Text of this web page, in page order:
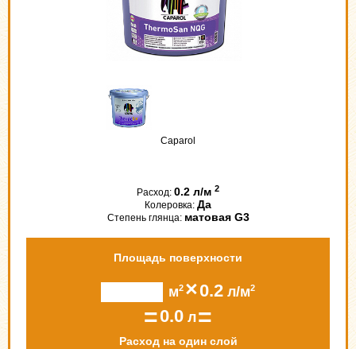
Caparol
Расход: 0.2 л/м 2
Колеровка: Да
Степень глянца: матовая G3
Площадь поверхности
м2 ×0.2 л/м2
=0.0 л=
Расход на один слой